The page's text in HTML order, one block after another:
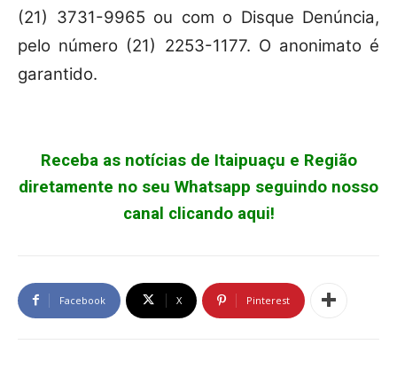
(21) 3731-9965 ou com o Disque Denúncia,
pelo número (21) 2253-1177. O anonimato é
garantido.
Receba as notícias de Itaipuaçu e Região
diretamente no seu Whatsapp seguindo nosso
canal clicando aqui!
Facebook X Pinterest